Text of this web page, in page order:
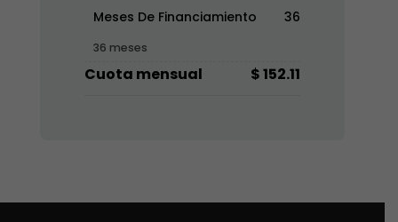
Meses De Financiamiento
36 meses
36
Cuota mensual $ 152.11